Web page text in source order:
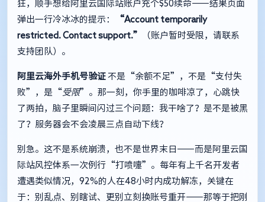
狂，顺手想给阿里云国际站账户充个$50续命——结果页面
弹出一行冷冰冰的提示：
“Account temporarily
restricted. Contact support.”
（账户暂时受限，请联系
支持团队）。
阿里云海外手机号验证 不是“余额不足”，不是“支付失
败”，是“受限”。那一刻，你手里的咖啡凉了，心跳快
了两拍，脑子里瞬间闪过三个问题：我干啥了？是不是被黑
了？服务器会不会凌晨三点自动下线？
别急。这不是系统崩溃，也不是世界末日——而是阿里云国
际站风控体系一次例行“打喷嚏”。每年有上千名开发者
遭遇类似情况，92%的人在48小时内成功解冻，关键在
于：别乱点、别瞎试、更别立刻换账号重开——那等于把刚